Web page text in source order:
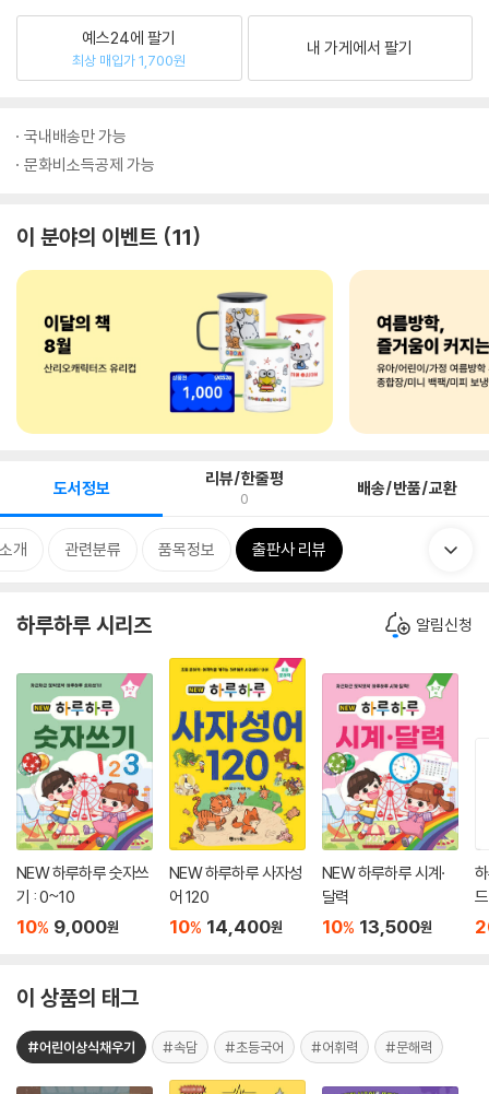
예스24에 팔기
최상 매입가 1,700원
내 가게에서 팔기
국내배송만 가능
문화비소득공제 가능
이 분야의 이벤트 11
도서정보 리뷰/한줄평
0 배송/반품/교환
개 관련분류 품목정보 출판사 리뷰
하루하루 시리즈 알림신청
NEW 하루하루 숫자쓰
기 : 0~10
10% 9,000원
NEW 하루하루 사자성
어 120
10% 14,400원
NEW 하루하루 시계·
달력
10% 13,500원
이 상품의 태그
#어린이상식채우기 #속담 #초등국어 #어휘력 #문해력